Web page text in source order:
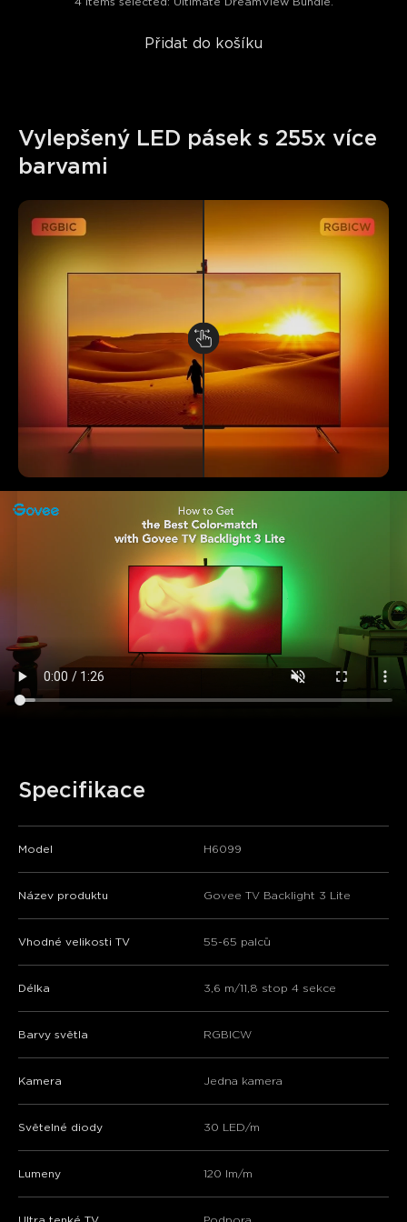
Přidat do košíku
Vylepšený LED pásek s 255x více
barvami
Specifikace
Model H6099
Název produktu Govee TV Backlight 3 Lite
Vhodné velikosti TV 55-65 palců
Délka 3,6 m/11,8 stop 4 sekce
Barvy světla RGBICW
Kamera Jedna kamera
Světelné diody 30 LED/m
Lumeny 120 lm/m